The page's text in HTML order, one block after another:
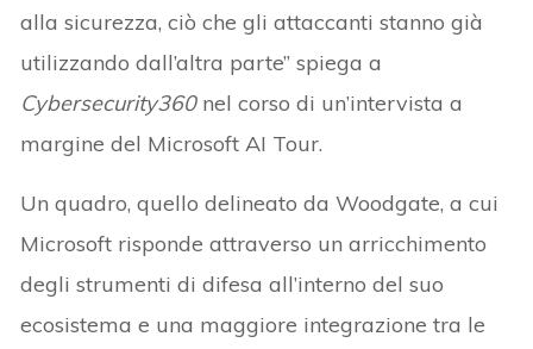
alla sicurezza, ciò che gli attaccanti stanno già
utilizzando dall’altra parte” spiega a
Cybersecurity360nel corso di un’intervista a
margine del Microsoft AI Tour.
Un quadro, quello delineato da Woodgate, a cui
Microsoft risponde attraverso un arricchimento
degli strumenti di difesa all’interno del suo
ecosistema e una maggiore integrazione tra le